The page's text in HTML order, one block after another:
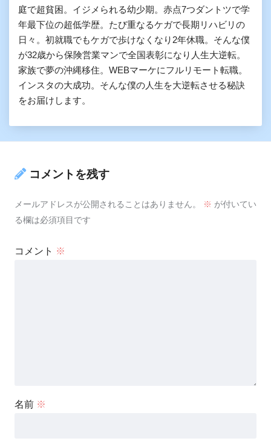
庭で超貧困。イジメられる幼少期。赤点7つダントツで学
年最下位の超低学歴。たび重なるケガで長期リハビリの
日々。初就職でもケガで歩けなくなり2年休職。そんな僕
が32歳から保険営業マンで全国表彰になり人生大逆転。
家族で夢の沖縄移住。WEBマーケにフルリモート転職。
インスタの大成功。そんな僕の人生を大逆転させる秘訣
をお届けします。
コメントを残す
メールアドレスが公開されることはありません。 ※ が付いてい
る欄は必須項目です
コメント ※
名前 ※